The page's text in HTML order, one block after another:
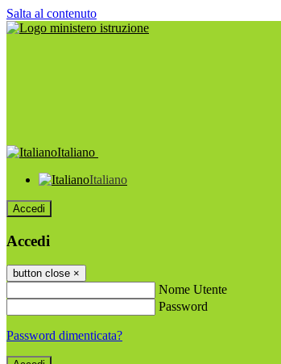
Salta al contenuto
Italiano
Italiano
Accedi
Accedi
button close ×
Nome Utente
Password
Password dimenticata?